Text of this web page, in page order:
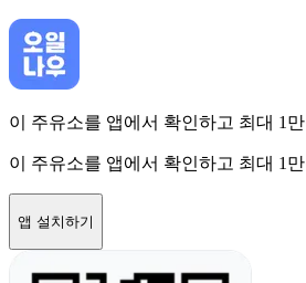
이 주유소를 앱에서 확인하고 최대 1
이 주유소를 앱에서 확인하고 최대 1
앱 설치하기